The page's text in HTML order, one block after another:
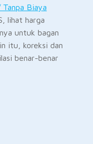
Tanpa Biaya
lihat harga
untuk bagan
itu, koreksi dan
benar-benar